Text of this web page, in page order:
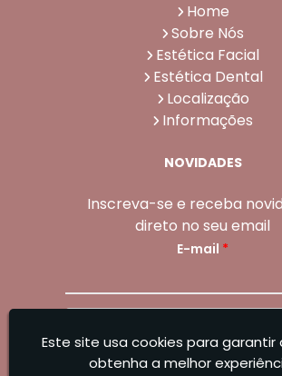
Home
Sobre Nós
Estética Facial
Estética Dental
Localização
Informações
NOVIDADES
Inscreva-se e receba
direto no seu email
E-mail *
Sangoleti Odontologia - Estética
Este site usa cookies para garantir
obtenha a melhor